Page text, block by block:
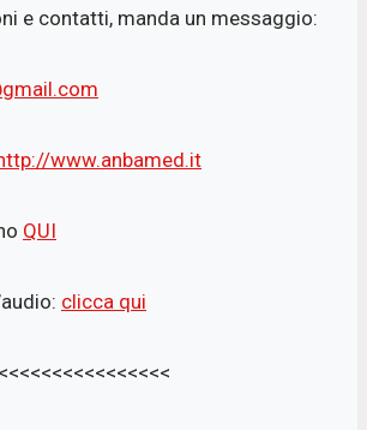
e contatti, manda un messaggio:
www.anbamed.it
QUI
clicca qui